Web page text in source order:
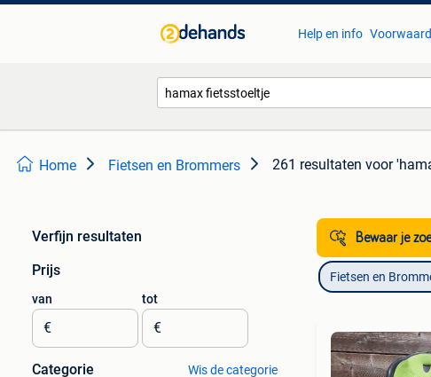
Help en info
Home Fietsen en Brommers 261 resultaten voor
Verfijn resultaten
Prijs
van
€
tot
€
Categorie Wis de categorie
Bewaar je
Fietsen en